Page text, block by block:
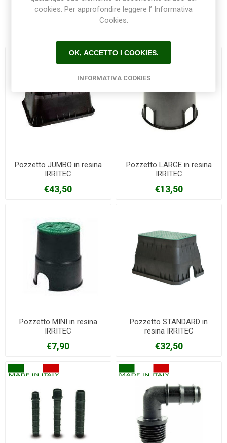
Prodotti correlati
Pozzetto JUMBO in resina
IRRITEC
€43,50
Pozzetto LARGE in resina
IRRITEC
€13,50
Pozzetto MINI in resina
IRRITEC
€7,90
Pozzetto STANDARD in
resina IRRITEC
€32,50
cookies. Per approfondire leggere l’ Informativa
Cookies.
OK, ACCETTO I COOKIES.
INFORMATIVA COOKIES